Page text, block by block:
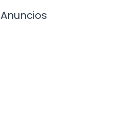
Anuncios